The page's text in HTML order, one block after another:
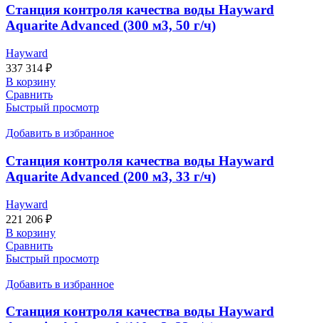
Станция контроля качества воды Hayward
Aquarite Advanced (300 м3, 50 г/ч)
Hayward
337 314 ₽
В корзину
Сравнить
Быстрый просмотр
Добавить в избранное
Станция контроля качества воды Hayward
Aquarite Advanced (200 м3, 33 г/ч)
Hayward
221 206 ₽
В корзину
Сравнить
Быстрый просмотр
Добавить в избранное
Станция контроля качества воды Hayward